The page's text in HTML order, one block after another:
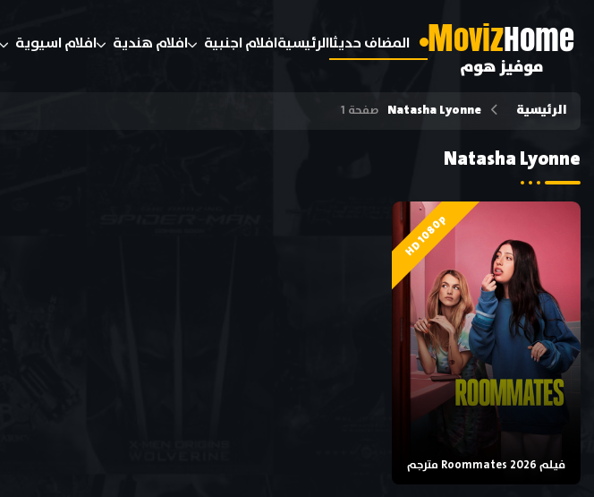
MovizHome
موفيز هوم
المضاف حديثاالرئيسيةافلام اجنبية افلام هندية افلام اسيوية
الرئيسية Natasha Lyonne صفحة 1
Natasha Lyonne
HD 1080p
فيلم Roommates 2026 مترجم